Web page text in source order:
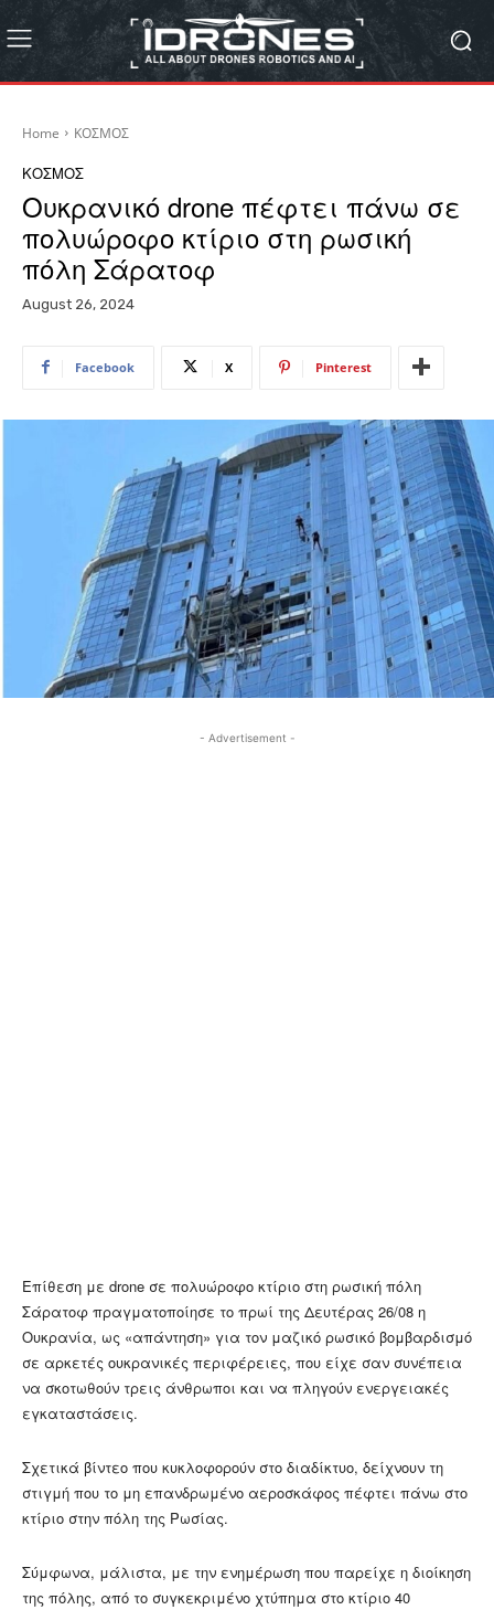
Home ΚΟΣΜΟΣ
ΚΟΣΜΟΣ
Ουκρανικό drone πέφτει πάνω σε
πολυώροφο κτίριο στη ρωσική
πόλη Σάρατοφ
August 26, 2024
Facebook X Pinterest
- Advertisement -
Επίθεση με drone σε πολυώροφο κτίριο στη ρωσική πόλη
Σάρατοφ πραγματοποίησε το πρωί της Δευτέρας 26/08 η
Ουκρανία, ως «απάντηση» για τον μαζικό ρωσικό βομβαρδισμό
σε αρκετές ουκρανικές περιφέρειες, που είχε σαν συνέπεια
να σκοτωθούν τρεις άνθρωποι και να πληγούν ενεργειακές
εγκαταστάσεις.
Σχετικά βίντεο που κυκλοφορούν στο διαδίκτυο, δείχνουν τη
στιγμή που το μη επανδρωμένο αεροσκάφος πέφτει πάνω στο
κτίριο στην πόλη της Ρωσίας.
Σύμφωνα, μάλιστα, με την ενημέρωση που παρείχε η διοίκηση
της πόλης, από το συγκεκριμένο χτύπημα στο κτίριο 40